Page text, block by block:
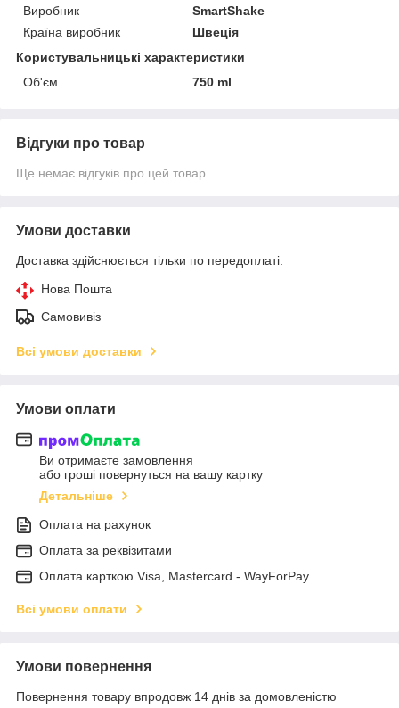
Виробник
SmartShake
Країна виробник
Швеція
Користувальницькі характеристики
Об'єм
750 ml
Відгуки про товар
Ще немає відгуків про цей товар
Умови доставки
Доставка здійснюється тільки по передоплаті.
Нова Пошта
Самовивіз
Всі умови доставки
Умови оплати
Ви отримаєте замовлення
або гроші повернуться на вашу картку
Детальніше
Оплата на рахунок
Оплата за реквізитами
Оплата карткою Visa, Mastercard - WayForPay
Всі умови оплати
Умови повернення
Повернення товару впродовж 14 днів за домовленістю